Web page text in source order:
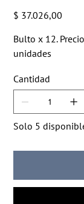
Precio
$ 37.026,00
Bulto x 12.
unidades
Cantidad
Solo 5